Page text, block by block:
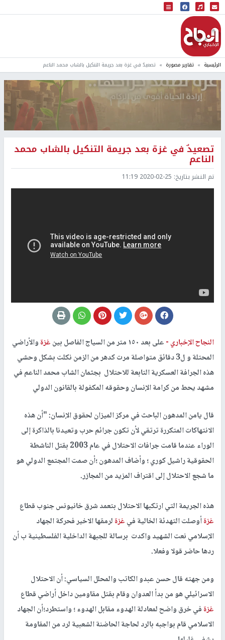
البث المباشر
إذاعة النجاح
الرئيسية تقارير مصورة تصعيدٌ في غزة بعد جريمة التنكيل بالشاب محمد الناعم
تصعيدٌ في غزة بعد جريمة التنكيل بالشاب محمد
الناعم
تم النشر بتاريخ: 2020-02-25 11:19
النجاح الإخباري -على بعد ١٥٠ متر من السياج الفاصل بين غزةوالأراضي
المحتلة و ل3 دقائق متواصلة مرت كدهر من الزمن نكلت بشكل وحشي
هذه الجرافة العسكرية التابعة للاحتلال بجثمان الشاب محمد الناعم في
مشهد يحط من كرامة الإنسان وحقوقه المكفولة بالقانون الدولي
قال يامن المدهون الباحث في مركز الميزان لحقوق الإنسان: "أن هذه
الانتهاكات المتكررة ترتقي لأن تكون جرائم حرب وتعيدنا بالذاكرة إلى
الوراء عندما قامت جرافات الاحتلال في عام 2003 بقتل الناشطة
الحقوقية راشيل كوري ؛ وأضاف المدهون ؛أن صمت المجتمع الدولي هو
ما شجع الاحتلال إلى اقتراف المزيد من المجازر.
هذه الجريمة التي ارتكبها الاحتلال بتعمد شرق خانيونس جنوب قطاع
غزةأوصلت التهدئة الخالية فيغزةلرمقها الاخير فحركة الجهاد
الإسلامي نعت الشهيد واكدت برسالة للجبهة الداخلية الفلسطينية ب أن
ردها حاضر قولا وفعلا.
ومن جهته قال حسن عبدو الكاتب والمحلل السياسي: أن الاحتلال
الاسرائيلي هو من بدأ العدوان وقام بقتل مقاومين داخل أراضي قطاع
غزةفي خرق واضح لمعادلة الهدوء مقابل الهدوء ؛ واستطرد؛أن الجهاد
الاسلامي قام بواجبه بالرد لحاجة الحاضنة الشعبية لرد من المقاومة